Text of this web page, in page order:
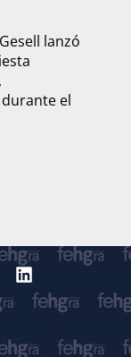
lanzó
el